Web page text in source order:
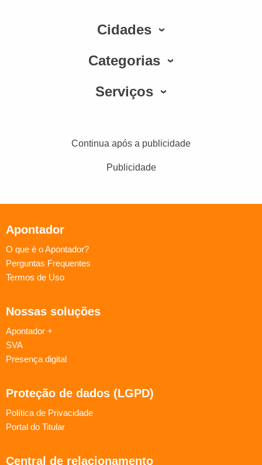
Cidades
Categorias
Serviços
Continua após a publicidade
Publicidade
Apontador
O que é o Apontador?
Perguntas Frequentes
Termos de Uso
Nossas soluções
Apontador +
SVA
Presença digital
Proteção de dados (LGPD)
Política de Privacidade
Portal do Titular
Central de relacionamento